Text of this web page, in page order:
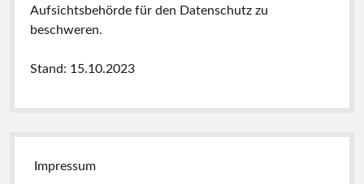
Aufsichtsbehörde für den Datenschutz zu
beschweren.
Stand: 15.10.2023
Impressum